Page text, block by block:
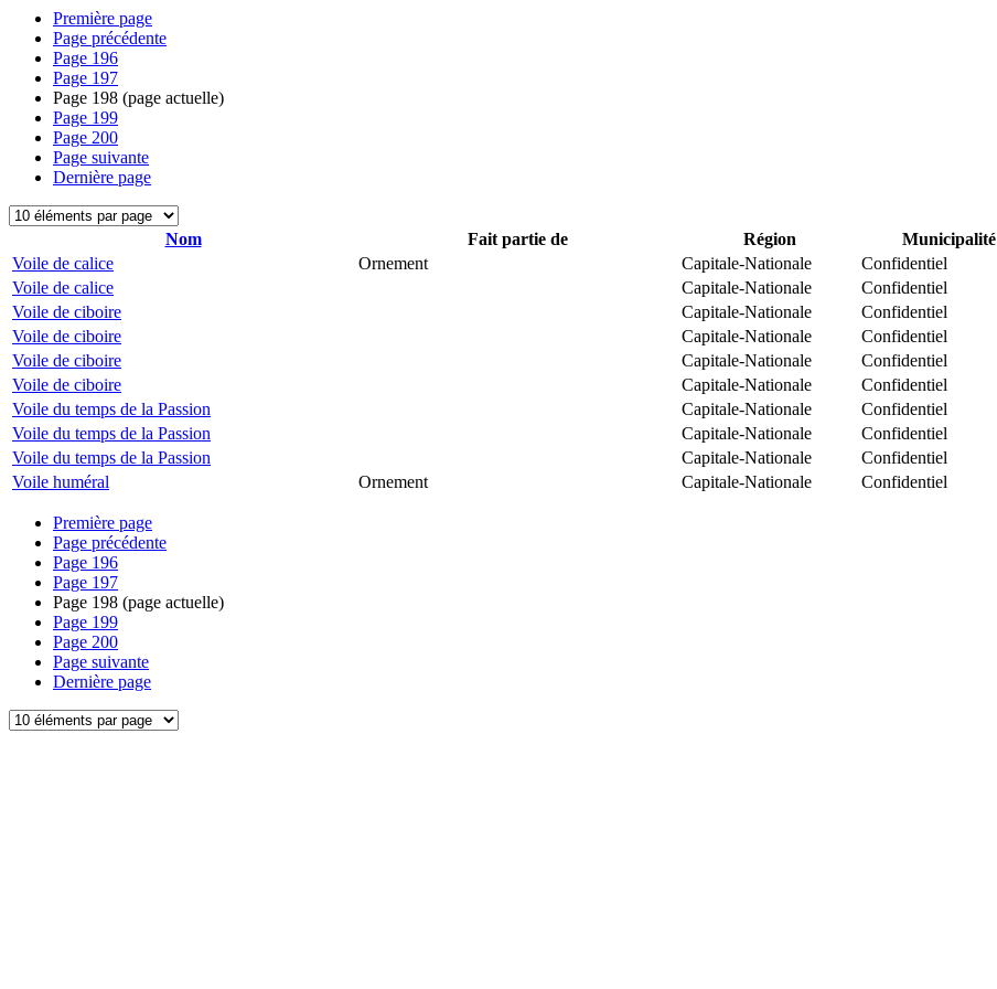
Première page
Page précédente
Page 196
Page 197
Page 198 (page actuelle)
Page 199
Page 200
Page suivante
Dernière page
Nom Fait partie de Région Municipalité
Voile de calice
Ornement Capitale-Nationale
Confidentiel
Voile de calice
Capitale-Nationale
Confidentiel
Voile de ciboire
Capitale-Nationale
Confidentiel
Voile de ciboire
Capitale-Nationale
Confidentiel
Voile de ciboire
Capitale-Nationale
Confidentiel
Voile de ciboire
Capitale-Nationale
Confidentiel
Voile du temps de la Passion
Capitale-Nationale
Confidentiel
Voile du temps de la Passion
Capitale-Nationale
Confidentiel
Voile du temps de la Passion
Capitale-Nationale
Confidentiel
Voile huméral
Ornement Capitale-Nationale Confidentiel
Première page
Page précédente
Page 196
Page 197
Page 198 (page actuelle)
Page 199
Page 200
Page suivante
Dernière page